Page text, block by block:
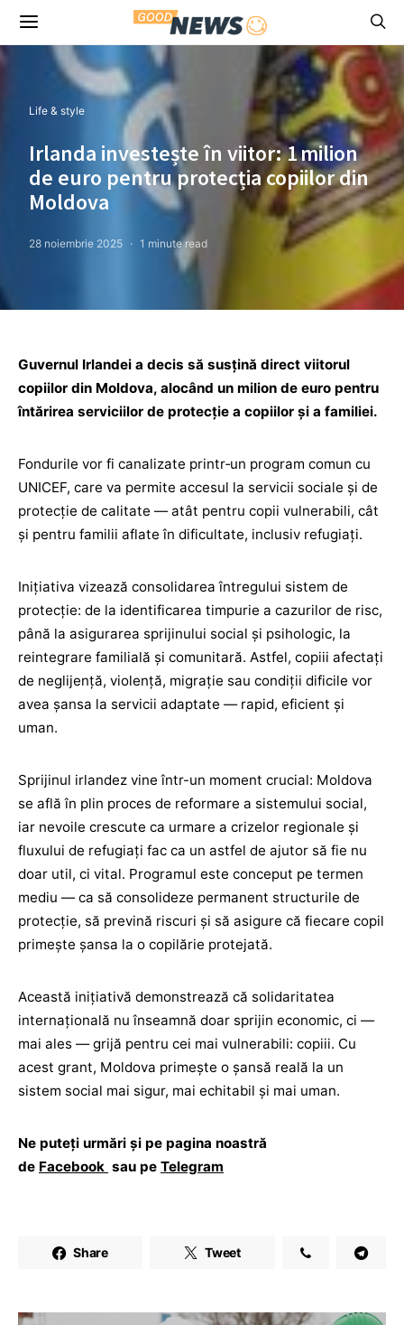
Life & style
Irlanda investește în viitor: 1 milion
de euro pentru protecția copiilor din
Moldova
28 noiembrie 2025 1 minute read
Guvernul Irlandei a decis să susțină direct viitorul
copiilor din Moldova, alocând un milion de euro pentru
întărirea serviciilor de protecție a copiilor și a familiei.
Fondurile vor fi canalizate printr‑un program comun cu
UNICEF, care va permite accesul la servicii sociale și de
protecție de calitate — atât pentru copii vulnerabili, cât
și pentru familii aflate în dificultate, inclusiv refugiați.
Inițiativa vizează consolidarea întregului sistem de
protecție: de la identificarea timpurie a cazurilor de risc,
până la asigurarea sprijinului social și psihologic, la
reintegrare familială și comunitară. Astfel, copiii afectați
de neglijență, violență, migrație sau condiții dificile vor
avea șansa la servicii adaptate — rapid, eficient și
uman.
Sprijinul irlandez vine într-un moment crucial: Moldova
se află în plin proces de reformare a sistemului social,
iar nevoile crescute ca urmare a crizelor regionale și
fluxului de refugiați fac ca un astfel de ajutor să fie nu
doar util, ci vital. Programul este conceput pe termen
mediu — ca să consolideze permanent structurile de
protecție, să prevină riscuri și să asigure că fiecare copil
primește șansa la o copilărie protejată.
Această inițiativă demonstrează că solidaritatea
internațională nu înseamnă doar sprijin economic, ci —
mai ales — grijă pentru cei mai vulnerabili: copiii. Cu
acest grant, Moldova primește o șansă reală la un
sistem social mai sigur, mai echitabil și mai uman.
Ne puteți urmări și pe pagina noastră
de Facebook sau pe Telegram
Share Tweet